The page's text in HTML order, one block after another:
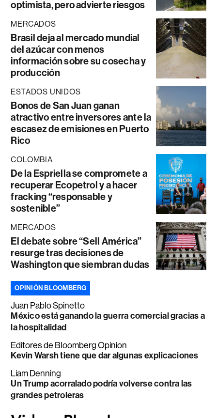
optimista, pero advierte riesgos
MERCADOS
Brasil deja al mercado mundial
del azúcar con menos
información sobre su cosecha y
producción
ESTADOS UNIDOS
Bonos de San Juan ganan
atractivo entre inversores ante la
escasez de emisiones en Puerto
Rico
COLOMBIA
De la Espriella se compromete a
recuperar Ecopetrol y a hacer
fracking “responsable y
sostenible”
MERCADOS
El debate sobre “Sell América”
resurge tras decisiones de
Washington que siembran dudas
OPINIÓN BLOOMBERG
Juan Pablo Spinetto
México está ganando la guerra comercial gracias a
la hospitalidad
Editores de Bloomberg Opinion
Kevin Warsh tiene que dar algunas explicaciones
Liam Denning
Un Trump acorralado podría volverse contra las
grandes petroleras